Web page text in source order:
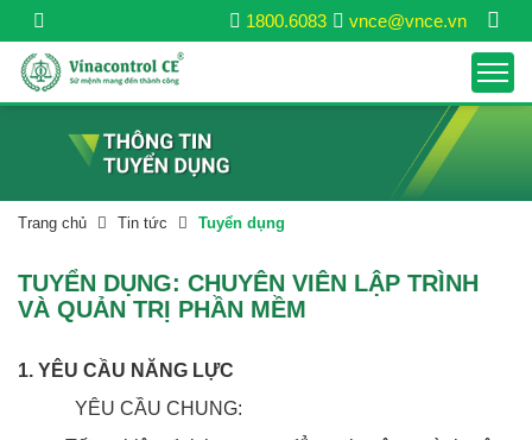
vnce@vnce.vn
1800.6083
Trang chủ Tin tức Tuyển dụng
TUYỂN DỤNG: CHUYÊN VIÊN LẬP TRÌNH
VÀ QUẢN TRỊ PHẦN MỀM
1. YÊU CẦU NĂNG LỰC
YÊU CẦU CHUNG: